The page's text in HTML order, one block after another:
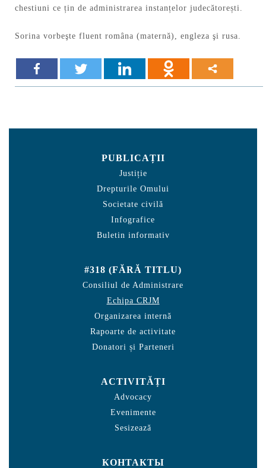
chestiuni ce țin de administrarea instanțelor judecătorești.
Sorina vorbeşte fluent româna (maternă), engleza şi rusa.
PUBLICAȚII
Justiție
Drepturile Omului
Societate civilă
Infografice
Buletin informativ
#318 (FĂRĂ TITLU)
Consiliul de Administrare
Echipa CRJM
Organizarea internă
Rapoarte de activitate
Donatori și Parteneri
ACTIVITĂȚI
Advocacy
Evenimente
Sesizează
КОНТАКТЫ